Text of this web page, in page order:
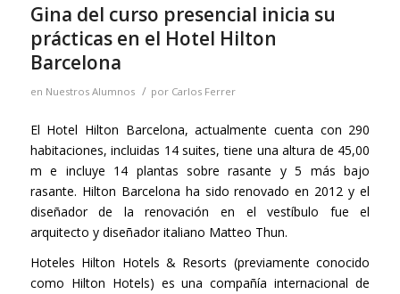
Gina del curso presencial inicia su
prácticas en el Hotel Hilton
Barcelona
en Nuestros Alumnos / por Carlos Ferrer
El Hotel Hilton Barcelona, actualmente cuenta con 290
habitaciones, incluidas 14 suites, tiene una altura de 45,00
m e incluye 14 plantas sobre rasante y 5 más bajo
rasante. Hilton Barcelona ha sido renovado en 2012 y el
diseñador de la renovación en el vestíbulo fue el
arquitecto y diseñador italiano Matteo Thun.
Hoteles Hilton Hotels & Resorts (previamente conocido
como Hilton Hotels)​ es una compañía internacional de